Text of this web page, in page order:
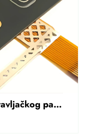
Matni nalepka prednjeg upravljačkog panela Perforirani nalepka od polikarbonata od PVC-a debljine 0,25 mm